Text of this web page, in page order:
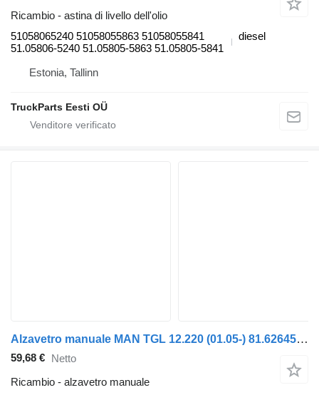
Ricambio - astina di livello dell'olio
51058065240 51058055863 51058055841
51.05806-5240 51.05805-5863 51.05805-5841
diesel
Estonia, Tallinn
TruckParts Eesti OÜ
Alzavetro manuale MAN TGL 12.220 (01.05-) 81.62645-6034 per trattore stradale MAN TGL, TGM, TGS, TGX (2005-2021)
59,68 € Netto
Ricambio - alzavetro manuale